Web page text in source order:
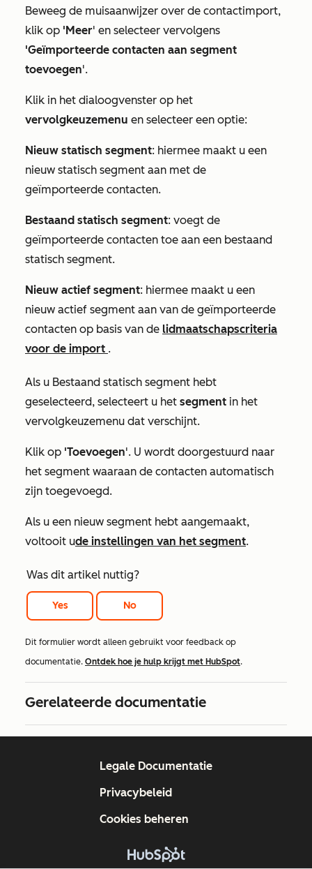
Beweeg de muisaanwijzer over de contactimport,
klik op 'Meer' en selecteer vervolgens
'Geïmporteerde contacten aan segment
toevoegen'.
Klik in het dialoogvenster op het
vervolgkeuzemenu en selecteer een optie:
Nieuw statisch segment: hiermee maakt u een
nieuw statisch segment aan met de
geïmporteerde contacten.
Bestaand statisch segment: voegt de
geïmporteerde contacten toe aan een bestaand
statisch segment.
Nieuw actief segment: hiermee maakt u een
nieuw actief segment aan van de geïmporteerde
contacten op basis van de lidmaatschapscriteria
voor de import .
Als u Bestaand statisch segment hebt
geselecteerd, selecteert u het segment in het
vervolgkeuzemenu dat verschijnt.
Klik op 'Toevoegen'. U wordt doorgestuurd naar
het segment waaraan de contacten automatisch
zijn toegevoegd.
Als u een nieuw segment hebt aangemaakt,
voltooit ude instellingen van het segment.
Was dit artikel nuttig?
Yes No
Dit formulier wordt alleen gebruikt voor feedback op
documentatie. Ontdek hoe je hulp krijgt met HubSpot.
Gerelateerde documentatie
Legale Documentatie
Privacybeleid
Cookies beheren